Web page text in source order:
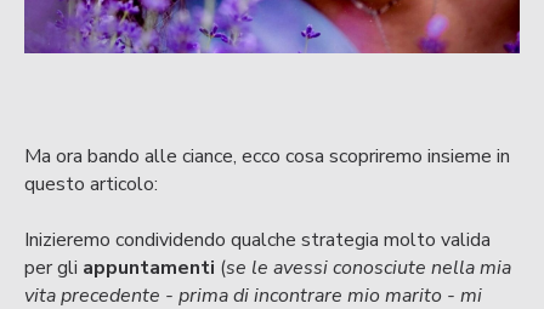
Ma ora bando alle ciance, ecco cosa scopriremo insieme in
questo articolo:
Inizieremo condividendo qualche strategia molto valida
per gli appuntamenti (se le avessi conosciute nella mia
vita precedente - prima di incontrare mio marito - mi